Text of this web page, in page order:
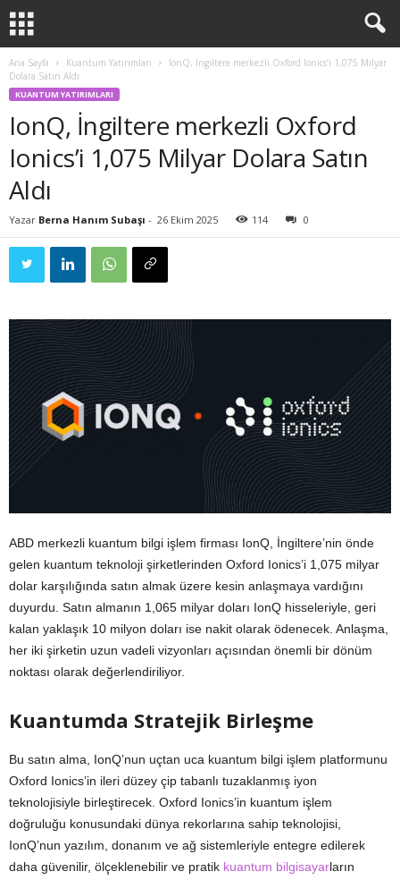
Ana Sayfa Kuantum Yatırımları
IonQ, İngiltere merkezli Oxford Ionics’i 1,075 Milyar
Dolara Satın Aldı
KUANTUM YATIRIMLARI
IonQ, İngiltere merkezli Oxford
Ionics’i 1,075 Milyar Dolara Satın
Aldı
Yazar Berna Hanım Subaşı - 26 Ekim 2025 114 0
ABD merkezli kuantum bilgi işlem firması IonQ, İngiltere’nin önde
gelen kuantum teknoloji şirketlerinden Oxford Ionics’i 1,075 milyar
dolar karşılığında satın almak üzere kesin anlaşmaya vardığını
duyurdu. Satın almanın 1,065 milyar doları IonQ hisseleriyle, geri
kalan yaklaşık 10 milyon doları ise nakit olarak ödenecek. Anlaşma,
her iki şirketin uzun vadeli vizyonları açısından önemli bir dönüm
noktası olarak değerlendiriliyor.
Kuantumda Stratejik Birleşme
Bu satın alma, IonQ’nun uçtan uca kuantum bilgi işlem platformunu
Oxford Ionics’in ileri düzey çip tabanlı tuzaklanmış iyon
teknolojisiyle birleştirecek. Oxford Ionics’in kuantum işlem
doğruluğu konusundaki dünya rekorlarına sahip teknolojisi,
IonQ’nun yazılım, donanım ve ağ sistemleriyle entegre edilerek
daha güvenilir, ölçeklenebilir ve pratik kuantum bilgisayarların